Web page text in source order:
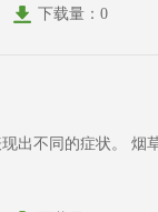
下载量：0
出不同的症状。